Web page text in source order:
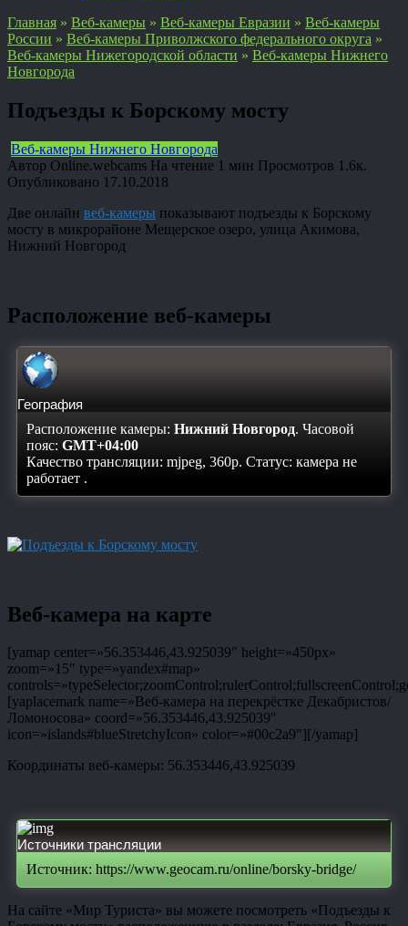
Главная » Веб-камеры » Веб-камеры Евразии » Веб-камеры
России » Веб-камеры Приволжского федерального округа »
Веб-камеры Нижегородской области » Веб-камеры Нижнего
Новгорода
Подъезды к Борскому мосту
Веб-камеры Нижнего Новгорода
Автор Online.webcams На чтение 1 мин Просмотров 1.6к.
Опубликовано 17.10.2018
Две онлайн веб-камеры показывают подъезды к Борскому
мосту в микрорайоне Мещерское озеро, улица Акимова,
Нижний Новгород
Расположение веб-камеры
География
Расположение камеры: Нижний Новгород. Часовой
пояс: GMT+04:00
Качество трансляции: mjpeg, 360p. Статус: камера не
работает .
Веб-камера на карте
[yamap center=»56.353446,43.925039″ height=»450px»
zoom=»15″ type=»yandex#map»
[yaplacemark name=»Веб-камера на перекрёстке Декабристов/
Ломоносова» coord=»56.353446,43.925039″
icon=»islands#blueStretchyIcon» color=»#00c2a9″][/yamap]
Координаты веб-камеры: 56.353446,43.925039
Источники трансляции
Источник: https://www.geocam.ru/online/borsky-bridge/
На сайте «Мир Туриста» вы можете посмотреть «Подъезды к